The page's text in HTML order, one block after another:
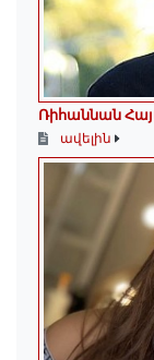
Ռիհաննան
ավելին